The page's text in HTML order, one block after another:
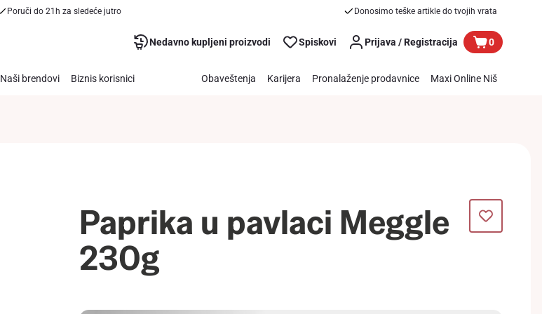
Poruči do 21h za sledeće jutro Donosimo teške artikle do tvojih vrata
Nedavno kupljeni proizvodi Spiskovi Prijava / Registracija 0
Naši brendovi Biznis korisnici Obaveštenja Karijera Pronalaženje prodavnice Maxi Online Niš
Paprika u pavlaci Meggle
230g